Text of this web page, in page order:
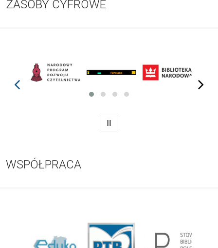
ZASOBY CYFROWE
prev next
WSTRZYMAJ
WSPÓŁPRACA